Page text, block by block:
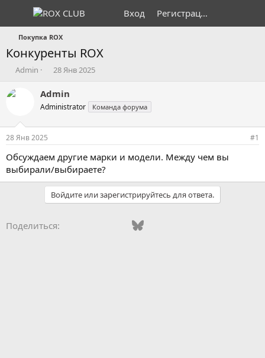
Вход Регистрация
Покупка ROX
Конкуренты ROX
А
т
т
е
м
ы
Admin
Д
т
а
н
а
л
а
28 Янв 2025
Admin
Administrator Команда форума
28 Янв 2025 #1
Обсуждаем другие марки и модели. Между чем вы
выбирали/выбираете?
Войдите или зарегистрируйтесь для ответа.
Поделиться: Odnoklassniki
Mail.ruBluesky